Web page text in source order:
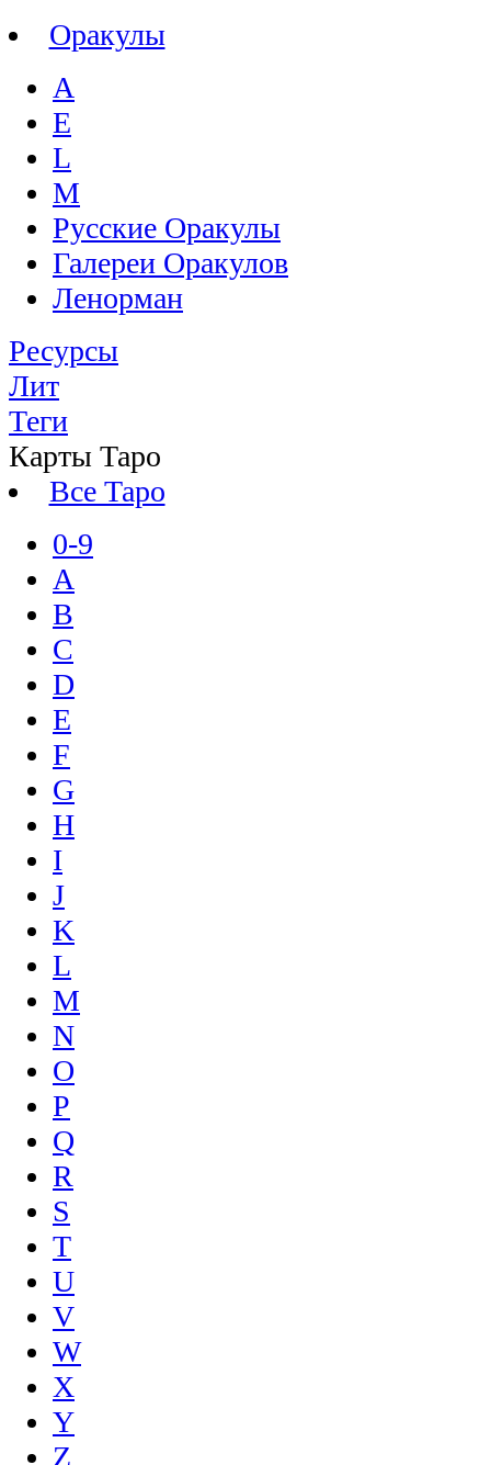
Оракулы
A
E
L
M
Русские Оракулы
Галереи Оракулов
Ленорман
Ресурсы
Лит
Теги
Карты Таро
Все Таро
0-9
A
B
C
D
E
F
G
H
I
J
K
L
M
N
O
P
Q
R
S
T
U
V
W
X
Y
Z